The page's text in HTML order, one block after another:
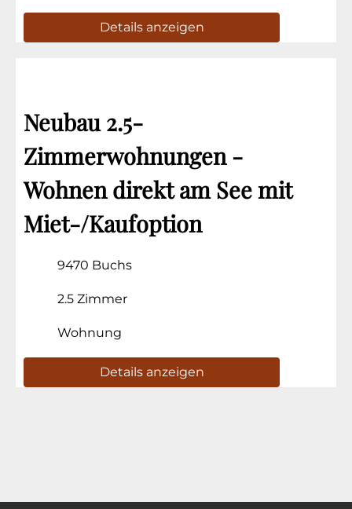
Details anzeigen
Neubau 2.5-
Zimmerwohnungen -
Wohnen direkt am See mit
Miet-/Kaufoption
9470 Buchs
2.5 Zimmer
Wohnung
Details anzeigen